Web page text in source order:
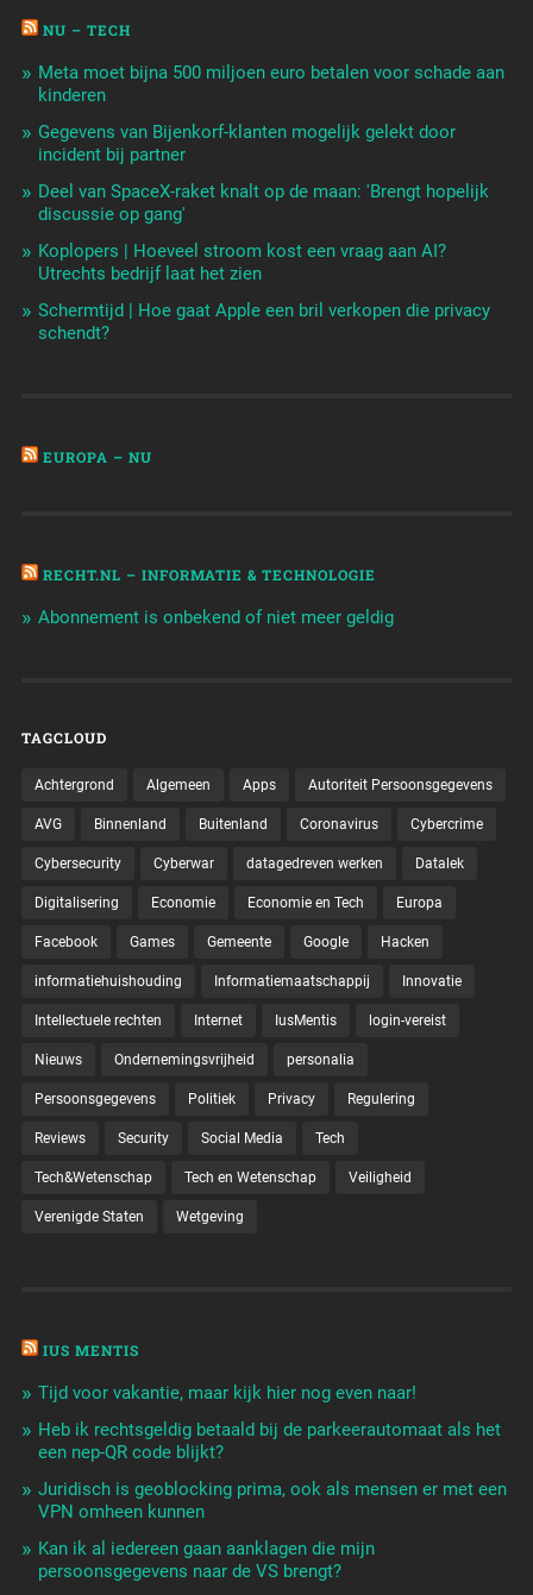
NU – TECH
Meta moet bijna 500 miljoen euro betalen voor schade aan
kinderen
Gegevens van Bijenkorf-klanten mogelijk gelekt door
incident bij partner
Deel van SpaceX-raket knalt op de maan: 'Brengt hopelijk
discussie op gang'
Koplopers | Hoeveel stroom kost een vraag aan AI?
Utrechts bedrijf laat het zien
Schermtijd | Hoe gaat Apple een bril verkopen die privacy
schendt?
EUROPA – NU
RECHT.NL – INFORMATIE & TECHNOLOGIE
Abonnement is onbekend of niet meer geldig
TAGCLOUD
Achtergrond Algemeen Apps Autoriteit Persoonsgegevens
AVG Binnenland Buitenland Coronavirus Cybercrime
Cybersecurity Cyberwar datagedreven werken Datalek
Digitalisering Economie Economie en Tech Europa
Facebook Games Gemeente Google Hacken
informatiehuishouding Informatiemaatschappij Innovatie
Intellectuele rechten Internet IusMentis login-vereist
Nieuws Ondernemingsvrijheid personalia
Persoonsgegevens Politiek Privacy Regulering
Reviews Security Social Media Tech
Tech&Wetenschap Tech en Wetenschap Veiligheid
Verenigde Staten Wetgeving
IUS MENTIS
Tijd voor vakantie, maar kijk hier nog even naar!
Heb ik rechtsgeldig betaald bij de parkeerautomaat als het
een nep-QR code blijkt?
Juridisch is geoblocking prima, ook als mensen er met een
VPN omheen kunnen
Kan ik al iedereen gaan aanklagen die mijn
persoonsgegevens naar de VS brengt?